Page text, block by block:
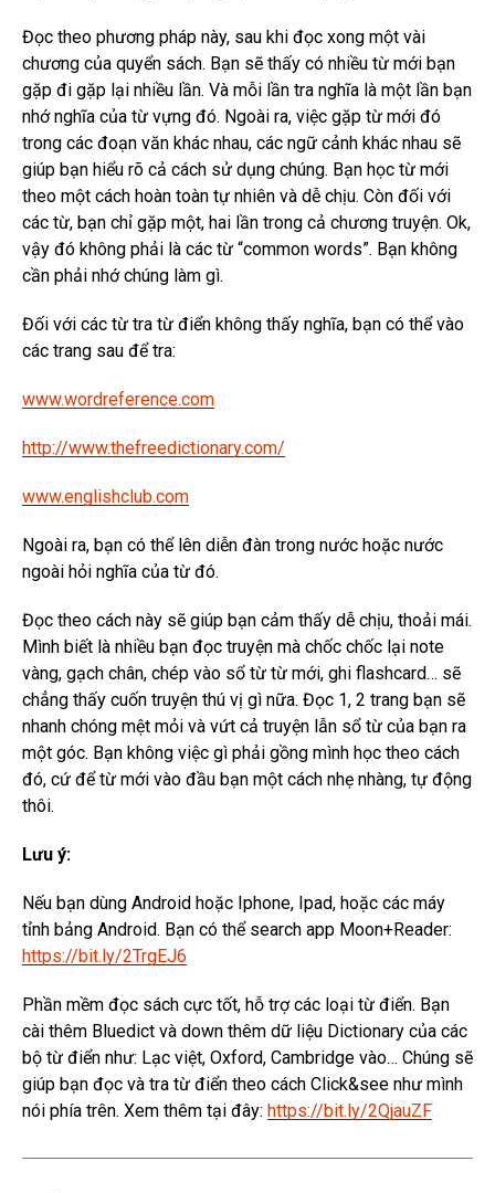
Đọc theo phương pháp này, sau khi đọc xong một vài
chương của quyển sách. Bạn sẽ thấy có nhiều từ mới bạn
gặp đi gặp lại nhiều lần. Và mỗi lần tra nghĩa là một lần bạn
nhớ nghĩa của từ vựng đó. Ngoài ra, việc gặp từ mới đó
trong các đoạn văn khác nhau, các ngữ cảnh khác nhau sẽ
giúp bạn hiểu rõ cả cách sử dụng chúng. Bạn học từ mới
theo một cách hoàn toàn tự nhiên và dễ chịu. Còn đối với
các từ, bạn chỉ gặp một, hai lần trong cả chương truyện. Ok,
vậy đó không phải là các từ “common words”. Bạn không
cần phải nhớ chúng làm gì.
Đối với các từ tra từ điển không thấy nghĩa, bạn có thể vào
các trang sau để tra:
www.wordreference.com
http://www.thefreedictionary.com/
www.englishclub.com
Ngoài ra, bạn có thể lên diễn đàn trong nước hoặc nước
ngoài hỏi nghĩa của từ đó.
Đọc theo cách này sẽ giúp bạn cảm thấy dễ chịu, thoải mái.
Mình biết là nhiều bạn đọc truyện mà chốc chốc lại note
vàng, gạch chân, chép vào sổ từ từ mới, ghi flashcard… sẽ
chẳng thấy cuốn truyện thú vị gì nữa. Đọc 1, 2 trang bạn sẽ
nhanh chóng mệt mỏi và vứt cả truyện lẫn sổ từ của bạn ra
một góc. Bạn không việc gì phải gồng mình học theo cách
đó, cứ để từ mới vào đầu bạn một cách nhẹ nhàng, tự động
thôi.
Lưu ý:
Nếu bạn dùng Android hoặc Iphone, Ipad, hoặc các máy
tỉnh bảng Android. Bạn có thể search app Moon+Reader:
https://bit.ly/2TrgEJ6
Phần mềm đọc sách cực tốt, hỗ trợ các loại từ điển. Bạn
cài thêm Bluedict và down thêm dữ liệu Dictionary của các
bộ từ điển như: Lạc việt, Oxford, Cambridge vào… Chúng sẽ
giúp bạn đọc và tra từ điển theo cách Click&see như mình
nói phía trên. Xem thêm tại đây: https://bit.ly/2QjauZF